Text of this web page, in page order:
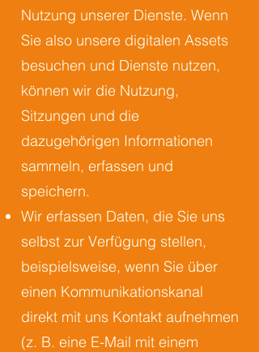
Nutzung unserer Dienste. Wenn
Sie also unsere digitalen Assets
besuchen und Dienste nutzen,
können wir die Nutzung,
Sitzungen und die
dazugehörigen Informationen
sammeln, erfassen und
speichern.
Wir erfassen Daten, die Sie uns
selbst zur Verfügung stellen,
beispielsweise, wenn Sie über
einen Kommunikationskanal
direkt mit uns Kontakt aufnehmen
(z. B. eine E-Mail mit einem